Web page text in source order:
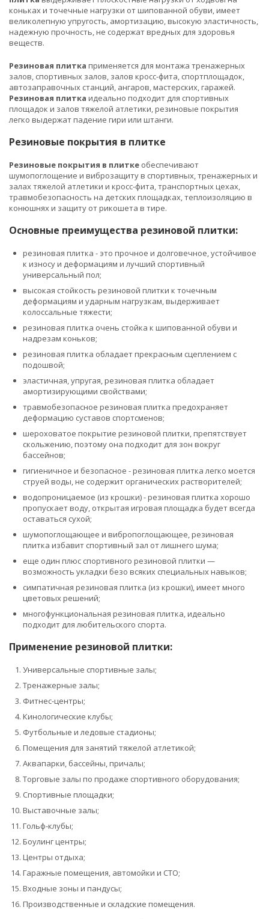
коньках и точечные нагрузки от шипованной обуви, имеет
великолепную упругость, амортизацию, высокую эластичность,
надежную прочность, не содержат вредных для здоровья
веществ.
Резиновая плитка применяется для монтажа тренажерных
залов, спортивных залов, залов кросс-фита, спортплощадок,
автозаправочных станций, ангаров, мастерских, гаражей.
Резиновая плитка идеально подходит для спортивных
площадок и залов тяжелой атлетики, резиновые покрытия
легко выдержат падение гири или штанги.
Резиновые покрытия в плитке
Резиновые покрытия в плитке обеспечивают
шумопоглощение и виброзащиту в спортивных, тренажерных и
залах тяжелой атлетики и кросс-фита, транспортных цехах,
травмобезопасность на детских площадках, теплоизоляцию в
конюшнях и защиту от рикошета в тире.
Основные преимущества резиновой плитки:
резиновая плитка - это прочное и долговечное, устойчивое
к износу и деформациям и лучший спортивный
универсальный пол;
высокая стойкость резиновой плитки к точечным
деформациям и ударным нагрузкам, выдерживает
колоссальные тяжести;
резиновая плитка очень стойка к шипованной обуви и
надрезам коньков;
резиновая плитка обладает прекрасным сцеплением с
подошвой;
эластичная, упругая, резиновая плитка обладает
амортизирующими свойствами;
травмобезопасное резиновая плитка предохраняет
деформацию суставов спортсменов;
шероховатое покрытие резиновой плитки, препятствует
скольжению, поэтому она подходит для зон вокруг
бассейнов;
гигиеничное и безопасное - резиновая плитка легко моется
струей воды, не содержит органических растворителей;
водопроницаемое (из крошки) - резиновая плитка хорошо
пропускает воду, открытая игровая площадка будет всегда
оставаться сухой;
шумопоглощающее и вибропоглощающее, резиновая
плитка избавит спортивный зал от лишнего шума;
еще один плюс спортивного резиновой плитки —
возможность укладки безо всяких специальных навыков;
симпатичная резиновая плитка (из крошки), имеет много
цветовых решений;
многофункциональная резиновая плитка, идеально
подходит для любительского спорта.
Применение резиновой плитки:
Универсальные спортивные залы;
Тренажерные залы;
Фитнес-центры;
Кинологические клубы;
Футбольные и ледовые стадионы;
Помещения для занятий тяжелой атлетикой;
Аквапарки, бассейны, причалы;
Торговые залы по продаже спортивного оборудования;
Спортивные площадки;
Выставочные залы;
Гольф-клубы;
Боулинг центры;
Центры отдыха;
Гаражные помещения, автомойки и СТО;
Входные зоны и пандусы;
Производственные и складские помещения.